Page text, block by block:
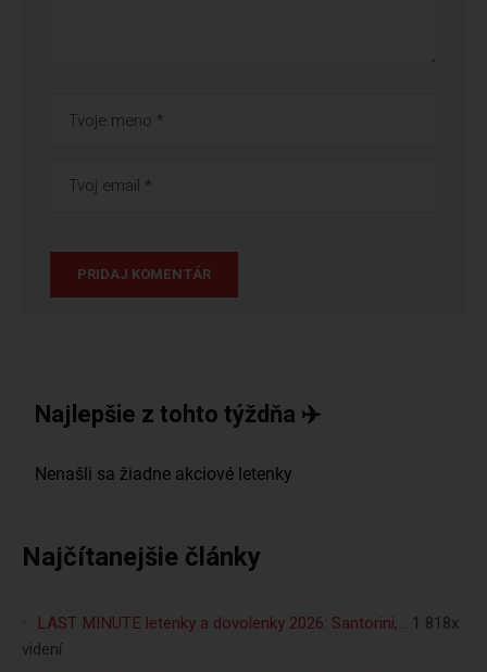
Najlepšie z tohto týždňa ✈️
Najčítanejšie články
LAST MINUTE letenky a dovolenky 2026: Santorini,… 1 818x
videní